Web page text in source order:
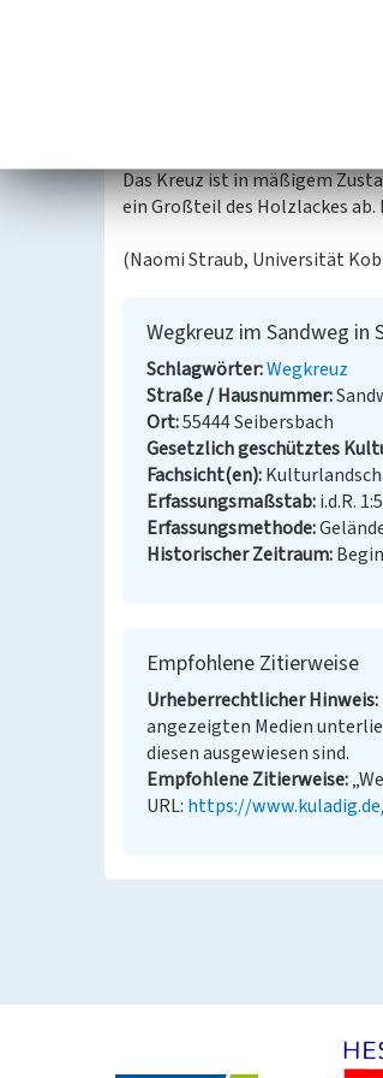
zu Beginn des 20.
Steinmauer abgesetzten,
verfügt über ein mit
Zentimeter großen Korpus
befinden sich im unteren
Das Kreuz ist in mäßigem
ein Großteil des Holzlackes
(Naomi Straub, Universität
Wegkreuz im Sandweg in
Schlagwörter Wegkreuz
Straße / Hausnummer
Ort 55444 Seibersbach
Gesetzlich geschütztes
Fachsicht(en)
Erfassungsmaßstab i.d.R.
Erfassungsmethode
Historischer Zeitraum
Empfohlene Zitierweise
Urheberrechtlicher Hinweis
angezeigten Medien
diesen ausgewiesen sind.
Empfohlene Zitierweise
URL: https://